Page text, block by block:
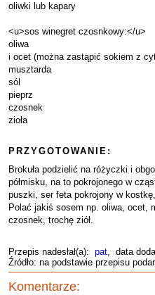
oliwki lub kapary
<u>sos winegret czosnkowy:</u>
oliwa
i ocet (można zastąpić sokiem z
musztarda
sól
pieprz
czosnek
zioła
PRZYGOTOWANIE:
Brokuła podzielić na różyczki i
półmisku, na to pokrojonego w
puszki, ser feta pokrojony w
Polać jakiś sosem np. oliwa, ocet,
czosnek, trochę ziół.
Przepis nadesłał(a): pat, data
Źródło: na podstawie przepisu
Komentarze: